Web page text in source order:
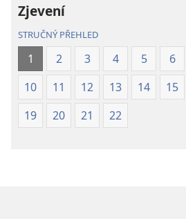
Zjevení
STRUČNÝ PŘEHLED
1 2 3 4 5 6
10
11 12 13 14 15
19
20 21 22